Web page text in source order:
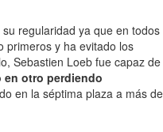
regularidad ya que en todos
primeros y ha evitado los
Sebastien Loeb fue capaz de
en otro perdiendo
en la séptima plaza a más de